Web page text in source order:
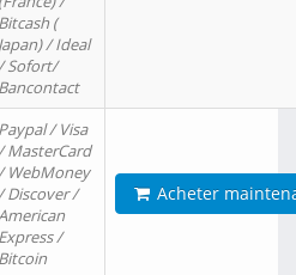
Bitcash (
Japan) / Ideal
Sofort/
Bancontact
Paypal / Visa
MasterCard
WebMoney
Discover /
Express /
Bitcoin
Acheter